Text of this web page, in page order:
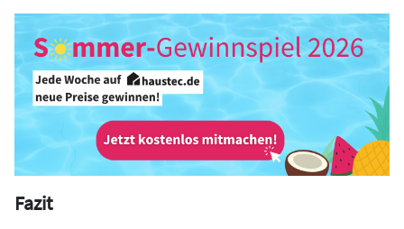
Fazit